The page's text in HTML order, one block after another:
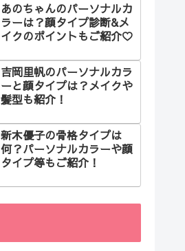
あのちゃんのパーソナルカ
ラーは？顔タイプ診断&メ
イクのポイントもご紹介♡
吉岡里帆のパーソナルカラ
ーと顔タイプは？メイクや
髪型も紹介！
新木優子の骨格タイプは
何？パーソナルカラーや顔
タイプ等もご紹介！